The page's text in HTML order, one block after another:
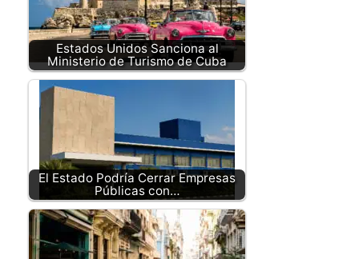
Estados Unidos Sanciona al
Ministerio de Turismo de Cuba
El Estado Podría Cerrar Empresas
Públicas con…